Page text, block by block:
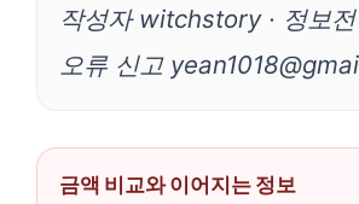
작성자 witchstory · 정보전
오류 신고
금액 비교와 이어지는 정보